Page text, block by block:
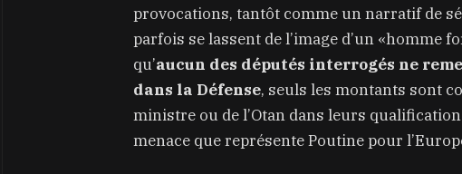
provocations, tantôt comme un narratif de
parfois se lassent de l’image d’un «homme
qu’aucun des députés interrogés ne
dans la Défense, seuls les montants sont
ministre ou de l’Otan dans leurs
menace que représente Poutine pour